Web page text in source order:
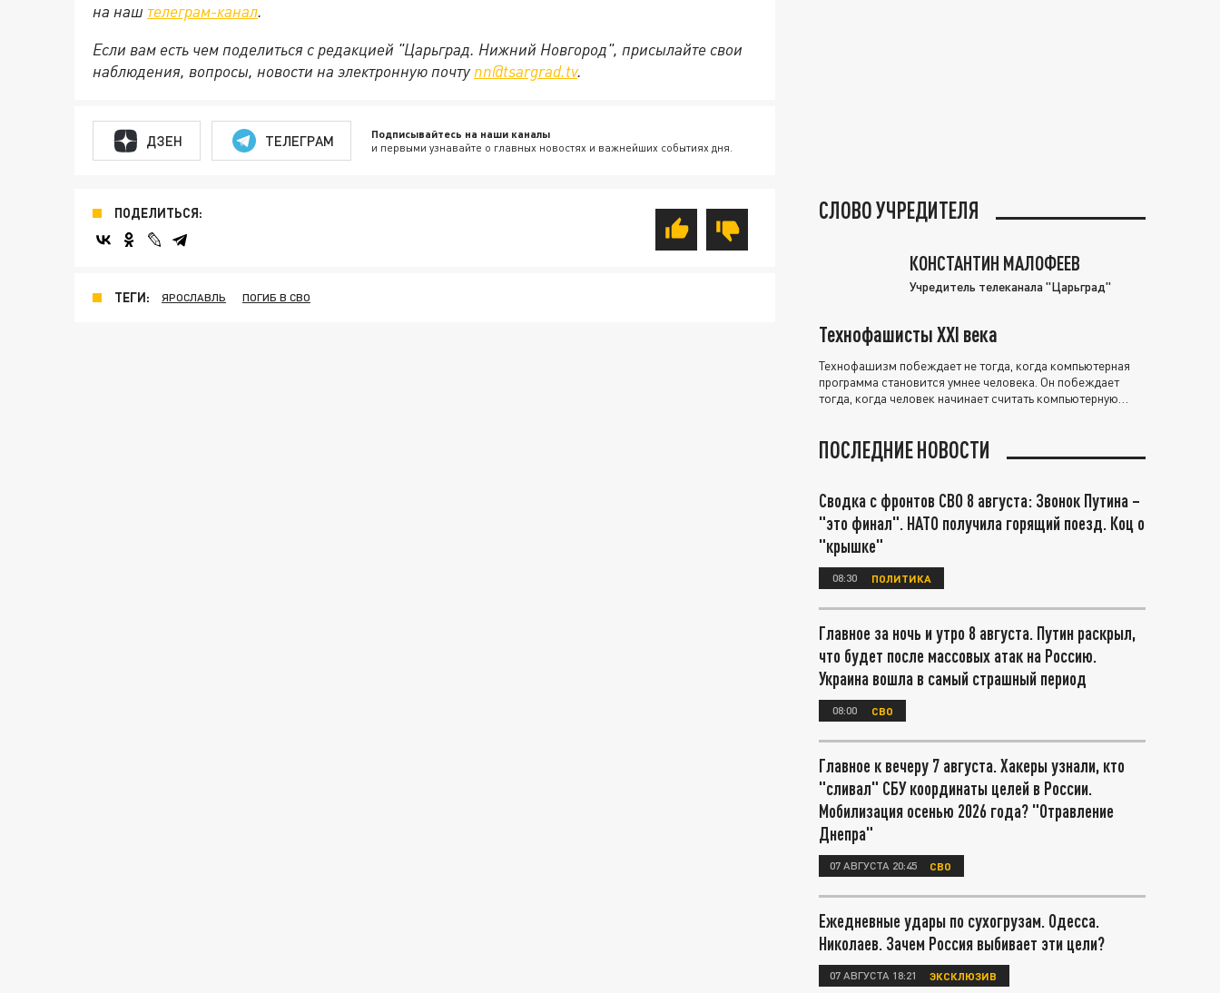
на наш телеграм-канал.
Если вам есть чем поделиться с редакцией "Царьград. Нижний Новгород", присылайте свои
наблюдения, вопросы, новости на электронную почту nn@tsargrad.tv.
ДЗЕН ТЕЛЕГРАМ Подписывайтесь на наши каналы
и первыми узнавайте о главных новостях и важнейших событиях дня.
ПОДЕЛИТЬСЯ:
ТЕГИ: ЯРОСЛАВЛЬ ПОГИБ В СВО
СЛОВО УЧРЕДИТЕЛЯ
КОНСТАНТИН МАЛОФЕЕВ
Учредитель телеканала "Царьград"
Технофашисты XXI века
Технофашизм побеждает не тогда, когда компьютерная
программа становится умнее человека. Он побеждает
тогда, когда человек начинает считать компьютерную
ПОСЛЕДНИЕ НОВОСТИ
Сводка с фронтов СВО 8 августа: Звонок Путина –
"это финал". НАТО получила горящий поезд. Коц о
"крышке"
08:30 ПОЛИТИКА
Главное за ночь и утро 8 августа. Путин раскрыл,
что будет после массовых атак на Россию.
Украина вошла в самый страшный период
08:00 СВО
Главное к вечеру 7 августа. Хакеры узнали, кто
"сливал" СБУ координаты целей в России.
Мобилизация осенью 2026 года? "Отравление
Днепра"
07 АВГУСТА 20:45 СВО
Ежедневные удары по сухогрузам. Одесса.
Николаев. Зачем Россия выбивает эти цели?
07 АВГУСТА 18:21 ЭКСКЛЮЗИВ